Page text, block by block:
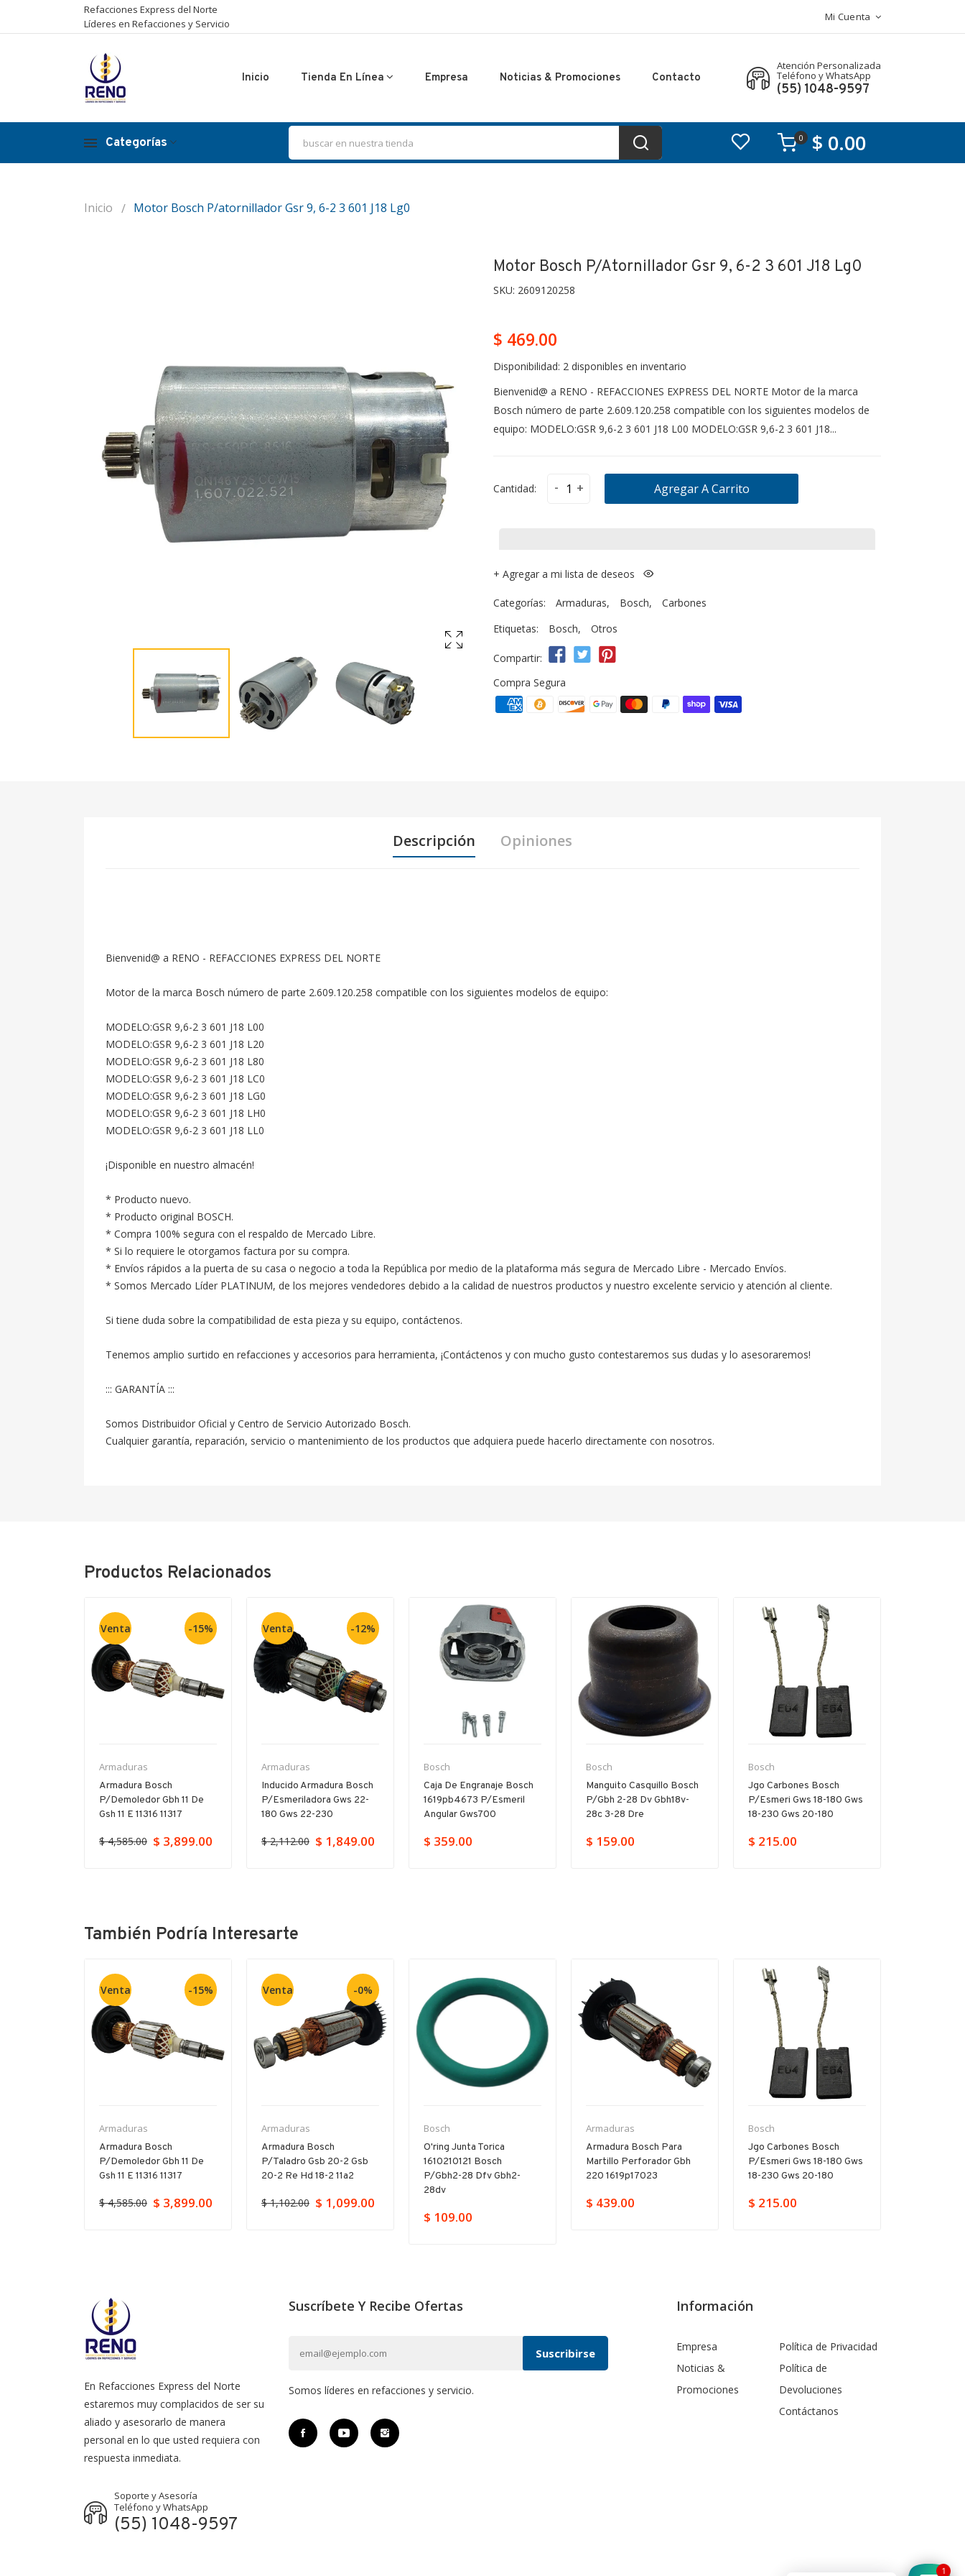
Refacciones Express del Norte
Líderes en Refacciones y Servicio
Mi Cuenta
Inicio Tienda En Línea Empresa Noticias & Promociones Contacto
Atención Personalizada
Teléfono y WhatsApp
(55) 1048-9597
Categorías $ 0.00
0
Inicio Motor Bosch P/atornillador Gsr 9, 6-2 3 601 J18 Lg0
Motor Bosch P/atornillador Gsr 9, 6-2 3 601 J18 Lg0
SKU: 2609120258
$ 469.00
Disponibilidad: 2 disponibles en inventario
Bienvenid@ a RENO - REFACCIONES EXPRESS DEL NORTE Motor de la marca
Bosch número de parte 2.609.120.258 compatible con los siguientes modelos de
equipo: MODELO:GSR 9,6-2 3 601 J18 L00 MODELO:GSR 9,6-2 3 601 J18...
Cantidad: - + Agregar A Carrito
+ Agregar a mi lista de deseos
Categorías: Armaduras, Bosch,
Carbones
Etiquetas:
Bosch, Otros
Compartir:
Compra Segura
Descripción Opiniones
Bienvenid@ a RENO - REFACCIONES EXPRESS DEL NORTE
Motor de la marca Bosch número de parte 2.609.120.258 compatible con los siguientes modelos de equipo:
MODELO:GSR 9,6-2 3 601 J18 L00
MODELO:GSR 9,6-2 3 601 J18 L20
MODELO:GSR 9,6-2 3 601 J18 L80
MODELO:GSR 9,6-2 3 601 J18 LC0
MODELO:GSR 9,6-2 3 601 J18 LG0
MODELO:GSR 9,6-2 3 601 J18 LH0
MODELO:GSR 9,6-2 3 601 J18 LL0
¡Disponible en nuestro almacén!
* Producto nuevo.
* Producto original BOSCH.
* Compra 100% segura con el respaldo de Mercado Libre.
* Si lo requiere le otorgamos factura por su compra.
* Envíos rápidos a la puerta de su casa o negocio a toda la República por medio de la plataforma más segura de Mercado Libre - Mercado Envíos.
* Somos Mercado Líder PLATINUM, de los mejores vendedores debido a la calidad de nuestros productos y nuestro excelente servicio y atención al cliente.
Si tiene duda sobre la compatibilidad de esta pieza y su equipo, contáctenos.
Tenemos amplio surtido en refacciones y accesorios para herramienta, ¡Contáctenos y con mucho gusto contestaremos sus dudas y lo asesoraremos!
::: GARANTÍA :::
Somos Distribuidor Oficial y Centro de Servicio Autorizado Bosch.
Cualquier garantía, reparación, servicio o mantenimiento de los productos que adquiera puede hacerlo directamente con nosotros.
Productos Relacionados
Venta -15%
Armaduras
Armadura Bosch
P/demoledor Gbh 11 De
Gsh 11 E 11316 11317
$ 4,585.00 $ 3,899.00
Venta -12%
Armaduras
Inducido Armadura Bosch
P/esmeriladora Gws 22-
180 Gws 22-230
$ 2,112.00 $ 1,849.00
Bosch
Caja De Engranaje Bosch
1619pb4673 P/esmeril
Angular Gws700
$ 359.00
Bosch
Manguito Casquillo Bosch
P/gbh 2-28 Dv Gbh18v-
28c 3-28 Dre
$ 159.00
Bosch
Jgo Carbones Bosch
P/esmeri Gws 18-180 Gws
18-230 Gws 20-180
$ 215.00
También Podría Interesarte
Venta -15%
Armaduras
Armadura Bosch
P/demoledor Gbh 11 De
Gsh 11 E 11316 11317
$ 4,585.00 $ 3,899.00
Venta -0%
Armaduras
Armadura Bosch
P/taladro Gsb 20-2 Gsb
20-2 Re Hd 18-2 11a2
$ 1,102.00 $ 1,099.00
Bosch
O'ring Junta Torica
1610210121 Bosch
P/gbh2-28 Dfv Gbh2-
28dv
$ 109.00
Armaduras
Armadura Bosch Para
Martillo Perforador Gbh
220 1619p17023
$ 439.00
Bosch
Jgo Carbones Bosch
P/esmeri Gws 18-180 Gws
18-230 Gws 20-180
$ 215.00
En Refacciones Express del Norte
estaremos muy complacidos de ser su
aliado y asesorarlo de manera
personal en lo que usted requiera con
respuesta inmediata.
Soporte y Asesoría
Teléfono y WhatsApp
(55) 1048-9597
Suscríbete Y Recibe Ofertas
Somos líderes en refacciones y servicio.
Información
Empresa
Noticias &
Promociones
Política de Privacidad
Política de
Devoluciones
Contáctanos
1